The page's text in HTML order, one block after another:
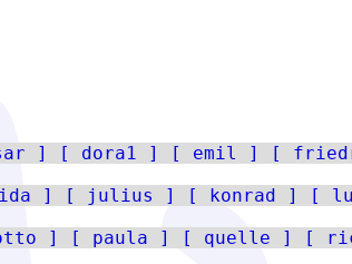
dora1 emil
ida julius konrad
paula quelle